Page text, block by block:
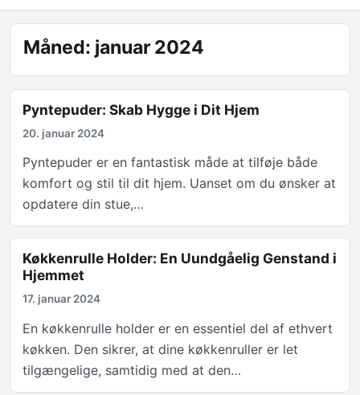
Måned: januar 2024
Pyntepuder: Skab Hygge i Dit Hjem
20. januar 2024
Pyntepuder er en fantastisk måde at tilføje både
komfort og stil til dit hjem. Uanset om du ønsker at
opdatere din stue,…
Køkkenrulle Holder: En Uundgåelig Genstand i
Hjemmet
17. januar 2024
En køkkenrulle holder er en essentiel del af ethvert
køkken. Den sikrer, at dine køkkenruller er let
tilgængelige, samtidig med at den…